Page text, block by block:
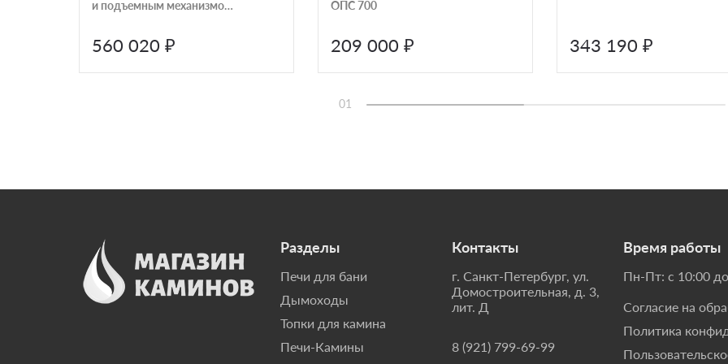
и подъемным механизмом
560 020 ₽
ОПС 700
209 000 ₽ 343 190 ₽
01
Разделы
Печи для бани
Дымоходы
Топки для камина
Печи-Камины
Контакты
г. Санкт-Петербург, ул.
Домостроительная, д. 3,
лит. Д
8 (921) 799-69-99
Время работы
Пн-Пт: с 10:00
Согласие на
Политика